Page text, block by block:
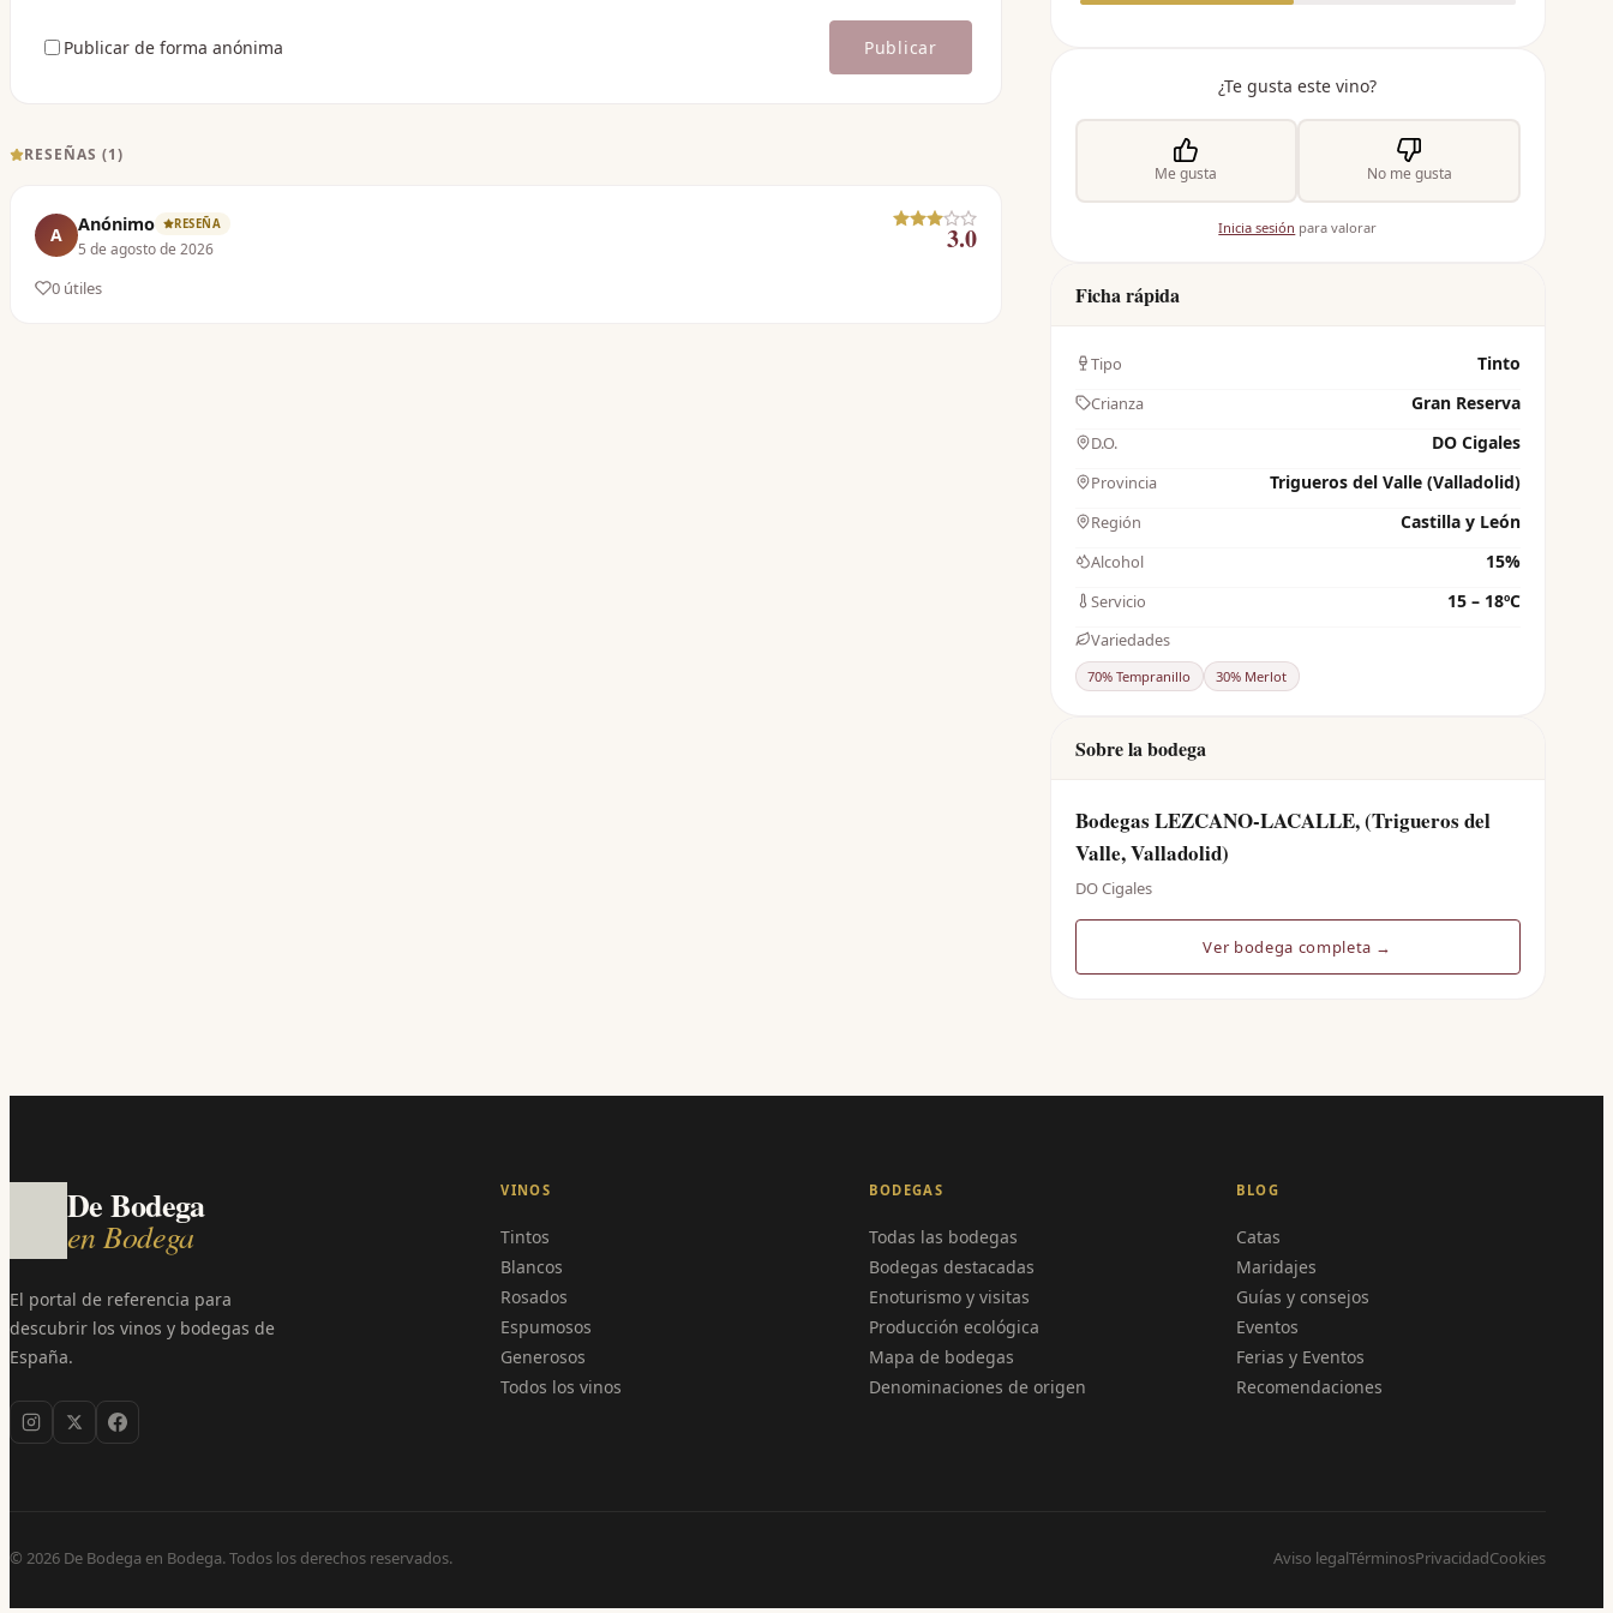
Publicar de forma anónima Publicar
RESEÑAS (1)
A Anónimo RESEÑA
5 de agosto de 2026 3.0
0 útiles
¿Te gusta este vino?
Me gusta No me gusta
Inicia sesión para valorar
Ficha rápida
Tipo Tinto
Crianza Gran Reserva
D.O. DO Cigales
Provincia Trigueros del Valle (Valladolid)
Región Castilla y León
Alcohol 15%
Servicio 15 – 18ºC
Variedades
70% Tempranillo 30% Merlot
Sobre la bodega
Bodegas LEZCANO-LACALLE, (Trigueros del
Valle, Valladolid)
DO Cigales
Ver bodega completa →
De Bodega
en Bodega
El portal de referencia para
descubrir los vinos y bodegas de
España.
VINOS
Tintos
Blancos
Rosados
Espumosos
Generosos
Todos los vinos
BODEGAS
Todas las bodegas
Bodegas destacadas
Enoturismo y visitas
Producción ecológica
Mapa de bodegas
Denominaciones de origen
BLOG
Catas
Maridajes
Guías y consejos
Eventos
Ferias y Eventos
Recomendaciones
© 2026 De Bodega en Bodega. Todos los derechos reservados. Aviso legalTérminosPrivacidadCookies